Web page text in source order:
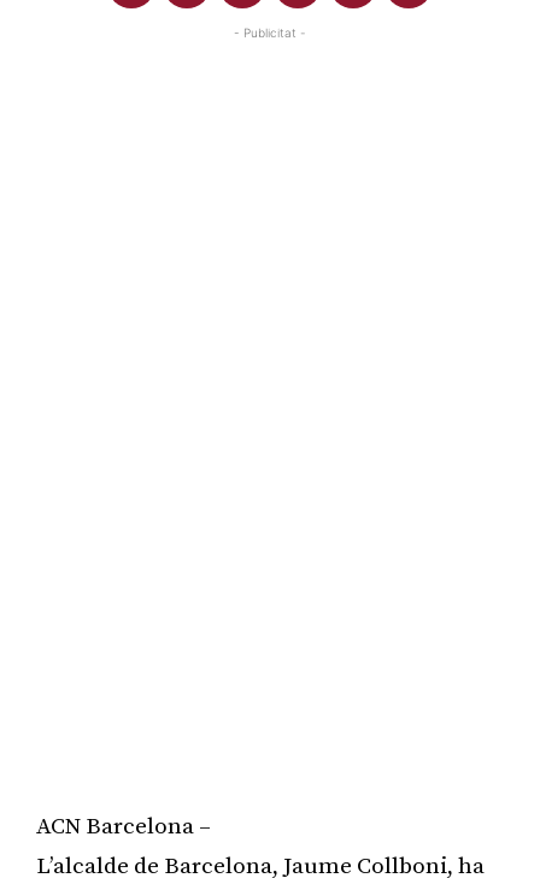
- Publicitat -
ACN Barcelona –
L’alcalde de Barcelona, Jaume Collboni, ha